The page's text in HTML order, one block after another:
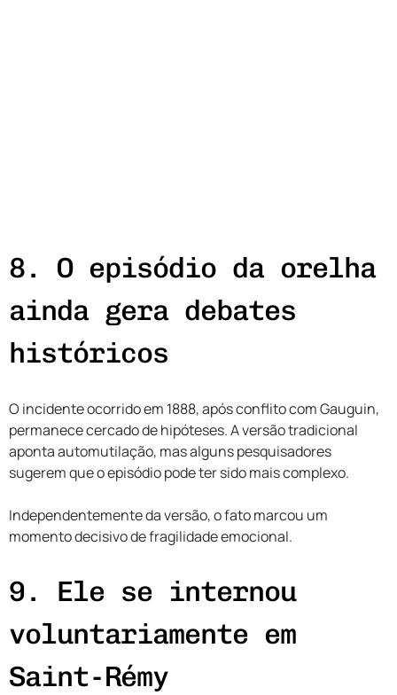
8. O episódio da orelha
ainda gera debates
históricos
O incidente ocorrido em 1888, após conflito com Gauguin,
permanece cercado de hipóteses. A versão tradicional
aponta automutilação, mas alguns pesquisadores
sugerem que o episódio pode ter sido mais complexo.
Independentemente da versão, o fato marcou um
momento decisivo de fragilidade emocional.
9. Ele se internou
voluntariamente em
Saint-Rémy